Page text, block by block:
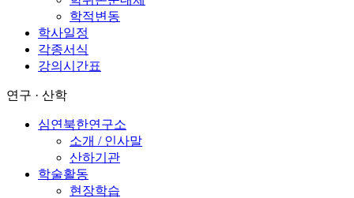
학적변동
학사일정
각종서식
강의시간표
연구 · 산학
심연북한연구소
소개 / 인사말
산하기관
학술활동
현장학습